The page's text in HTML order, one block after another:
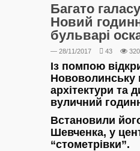
Багато
Новий
бульварі
— 28/11/2017 43
Із помпою
Нововолинську
архітектури та
вуличний
Встановили
Шевченка, у
“стометрівки”.